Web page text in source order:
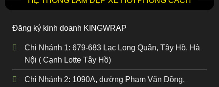
Đăng ký kinh doanh KINGWRAP
Chi Nhánh 1: 679-683 Lạc Long Quân, Tây Hồ, Hà
Nội ( Cạnh Lotte Tây Hồ)
Chi Nhánh 2: 1090A, đường Phạm Văn Đồng,